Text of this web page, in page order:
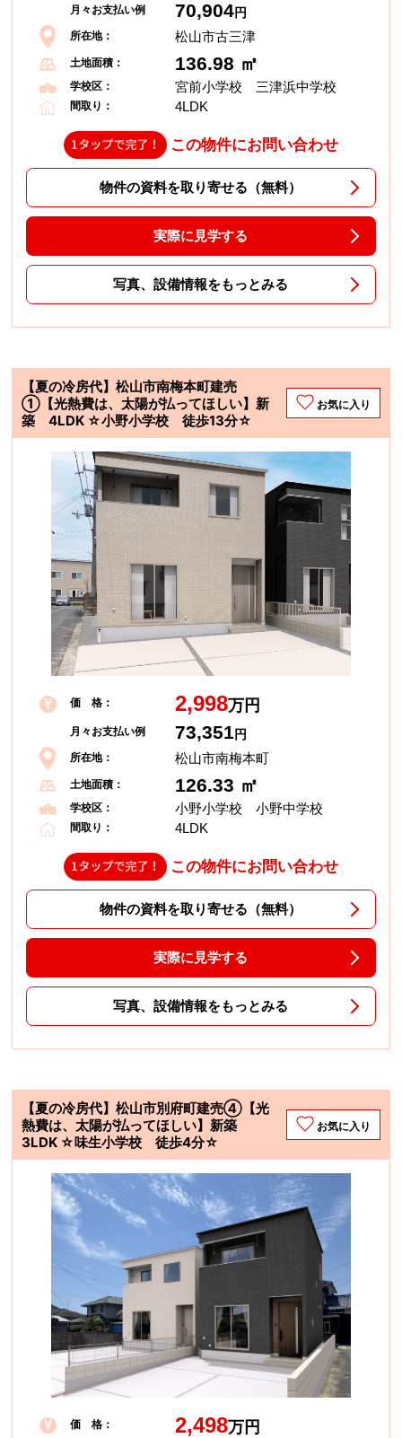
月々お支払い例 70,904円
所在地： 松山市古三津
土地面積： 136.98 ㎡
学校区： 宮前小学校 三津浜中学校
間取り： 4LDK
この物件にお問い合わせ
物件の資料を取り寄せる（無料）
実際に見学する
写真、設備情報をもっとみる
【夏の冷房代】松山市南梅本町建売
①【光熱費は、太陽が払ってほしい】新
築 4LDK ☆小野小学校 徒歩13分☆
お気に入り
価 格： 2,998万円
月々お支払い例 73,351円
所在地： 松山市南梅本町
土地面積： 126.33 ㎡
学校区： 小野小学校 小野中学校
間取り： 4LDK
この物件にお問い合わせ
物件の資料を取り寄せる（無料）
実際に見学する
写真、設備情報をもっとみる
【夏の冷房代】松山市別府町建売④【光
熱費は、太陽が払ってほしい】新築
3LDK ☆味生小学校 徒歩4分☆
お気に入り
価 格： 2,498万円